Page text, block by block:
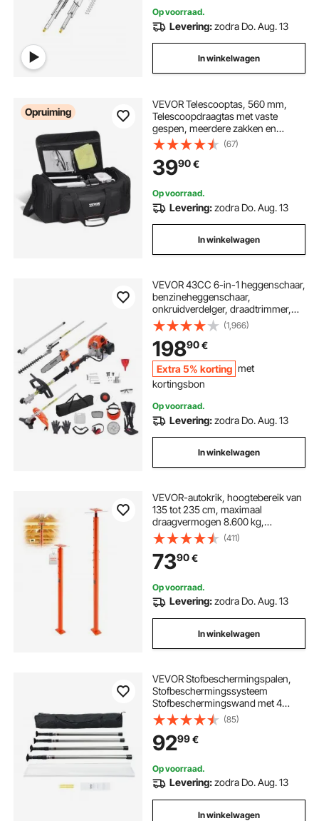
lades
Op voorraad.
Levering:zodra Do. Aug. 13
In winkelwagen
Opruiming
VEVOR Telescooptas, 560 mm,
Telescoopdraagtas met vaste
gespen, meerdere zakken en
verwijderbare verdeler voor
telescopen, Telescoopdraagtas
voor het bevestigen van optische
buis en statief
(67)
3990€
Op voorraad.
Levering:zodra Do. Aug. 13
In winkelwagen
VEVOR 43CC 6-in-1 heggenschaar,
benzineheggenschaar,
onkruidverdelger, draadtrimmer,
bosmaaier, kantenmaaier,
stoksnoeischaar, kettingzaag,
snoeizaag met verlengstok
(1,966)
19890€
Extra 5% korting met
kortingsbon
Op voorraad.
Levering:zodra Do. Aug. 13
In winkelwagen
VEVOR-autokrik, hoogtebereik van
135 tot 235 cm, maximaal
draagvermogen 8.600 kg,
verstelbare steunbalk,
kelderkrikpaalstang voor
nivellering, stalen
hefondersteuning, telescopische
krikpaal voor tijdelijke
ondersteuning
(411)
7390€
Op voorraad.
Levering:zodra Do. Aug. 13
In winkelwagen
VEVOR Stofbeschermingspalen,
Stofbeschermingssysteem
Stofbeschermingswand met 4
Telescopische Staven & Draagtas, 4
Hoogte Verstelbaar Max. 3,66 m, 10
x 4 m Kunststoffolie, voor
Binnenhuisdecoratie en
Schilderwerkzaamheden
(85)
9299€
Op voorraad.
Levering:zodra Do. Aug. 13
In winkelwagen